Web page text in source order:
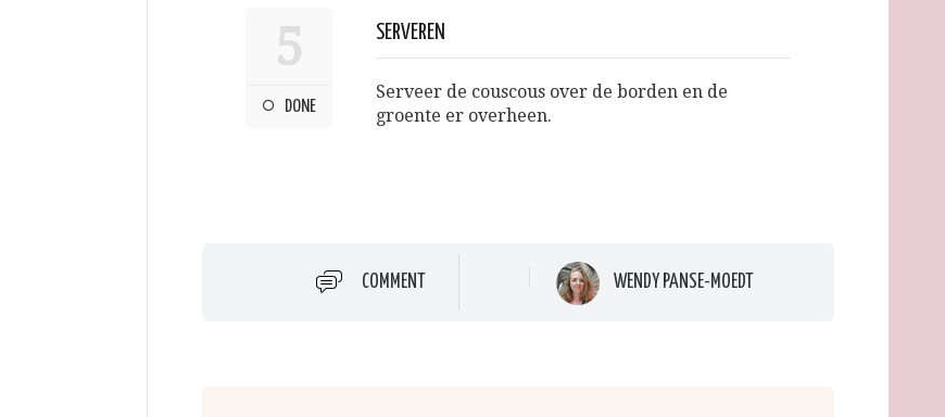
5
DONE
SERVEREN
Serveer de couscous over de borden en de
groente er overheen.
COMMENT WENDY PANSE-MOEDT